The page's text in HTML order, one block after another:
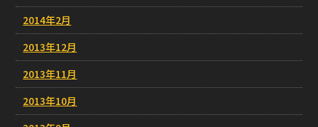
2014年2月
2013年12月
2013年11月
2013年10月